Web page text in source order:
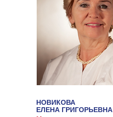
НОВИКОВА
ЕЛЕНА ГРИГОРЬЕВНА